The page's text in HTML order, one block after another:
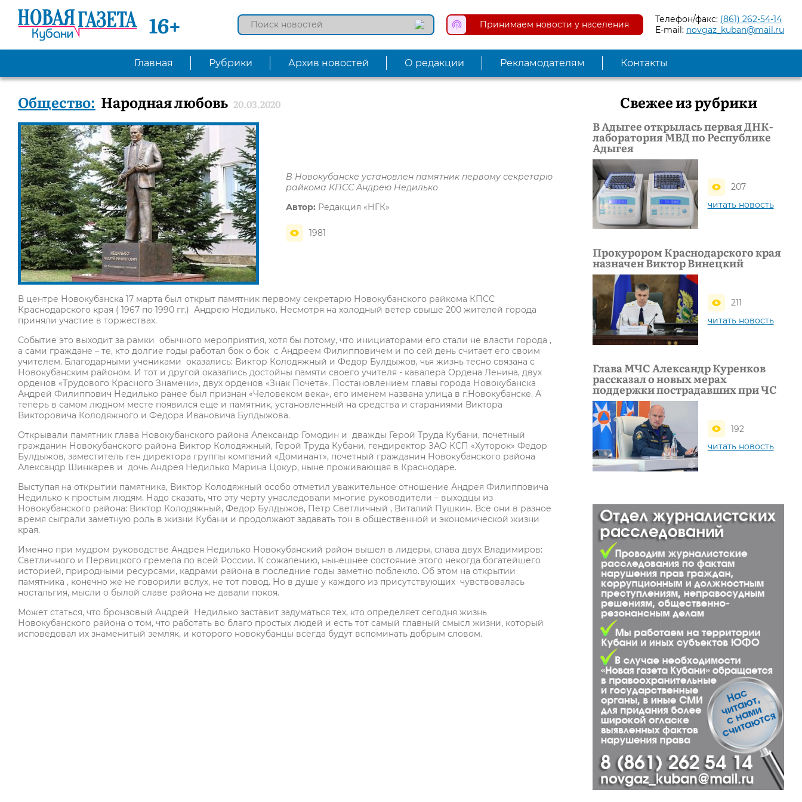
16+ Принимаем новости у населения Телефон/факс: (861) 262-54-14
E-mail: novgaz_kuban@mail.ru
Главная Рубрики Архив новостей О редакции Рекламодателям Контакты
Общество: Народная любовь 20.03.2020
В Новокубанске установлен памятник первому секретарю
райкома КПСС Андрею Недилько
Автор: Редакция «НГК»
1981
В центре Новокубанска 17 марта был открыт памятник первому секретарю Новокубанского райкома КПСС
Краснодарского края ( 1967 по 1990 гг.) Андрею Недилько. Несмотря на холодный ветер свыше 200 жителей города
приняли участие в торжествах.
Событие это выходит за рамки обычного мероприятия, хотя бы потому, что инициаторами его стали не власти города ,
а сами граждане – те, кто долгие годы работал бок о бок с Андреем Филипповичем и по сей день считает его своим
учителем. Благодарными учениками оказались: Виктор Колодяжный и Федор Булдыжов, чья жизнь тесно связана с
Новокубанским районом. И тот и другой оказались достойны памяти своего учителя - кавалера Ордена Ленина, двух
орденов «Трудового Красного Знамени», двух орденов «Знак Почета». Постановлением главы города Новокубанска
Андрей Филиппович Недилько ранее был признан «Человеком века», его именем названа улица в г.Новокубанске. А
теперь в самом людном месте появился еще и памятник, установленный на средства и стараниями Виктора
Викторовича Колодяжного и Федора Ивановича Булдыжова.
Открывали памятник глава Новокубанского района Александр Гомодин и дважды Герой Труда Кубани, почетный
гражданин Новокубанского района Виктор Колодяжный, Герой Труда Кубани, гендиректор ЗАО КСП «Хуторок» Федор
Булдыжов, заместитель ген директора группы компаний «Доминант», почетный гражданин Новокубанского района
Александр Шинкарев и дочь Андрея Недилько Марина Цокур, ныне проживающая в Краснодаре.
Выступая на открытии памятника, Виктор Колодяжный особо отметил уважительное отношение Андрея Филипповича
Недилько к простым людям. Надо сказать, что эту черту унаследовали многие руководители – выходцы из
Новокубанского района: Виктор Колодяжный, Федор Булдыжов, Петр Светличный , Виталий Пушкин. Все они в разное
время сыграли заметную роль в жизни Кубани и продолжают задавать тон в общественной и экономической жизни
края.
Именно при мудром руководстве Андрея Недилько Новокубанский район вышел в лидеры, слава двух Владимиров:
Светличного и Первицкого гремела по всей России. К сожалению, нынешнее состояние этого некогда богатейшего
историей, природными ресурсами, кадрами района в последние годы заметно поблекло. Об этом на открытии
памятника , конечно же не говорили вслух, не тот повод. Но в душе у каждого из присутствующих чувствовалась
ностальгия, мысли о былой славе района не давали покоя.
Может статься, что бронзовый Андрей Недилько заставит задуматься тех, кто определяет сегодня жизнь
Новокубанского района о том, что работать во благо простых людей и есть тот самый главный смысл жизни, который
исповедовал их знаменитый земляк, и которого новокубанцы всегда будут вспоминать добрым словом.
Свежее из рубрики
В Адыгее открылась первая ДНК-
лаборатория МВД по Республике
Адыгея
207
читать новость
Прокурором Краснодарского края
назначен Виктор Винецкий
211
читать новость
Глава МЧС Александр Куренков
рассказал о новых мерах
поддержки пострадавших при ЧС
192
читать новость